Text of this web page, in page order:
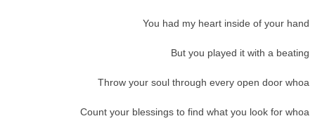
You had my heart inside of your hand
But you played it with a beating
Throw your soul through every open door whoa
Count your blessings to find what you look for whoa